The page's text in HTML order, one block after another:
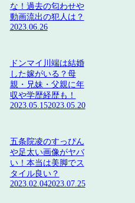
な！過去の匂わせや
動画流出の犯人は？
2023.06.26
ドンマイ川端は結婚
した嫁がいる？母
親・兄妹・父親に年
収や学歴経歴も！
2023.05.152023.05.20
五条院凌のすっぴん
や足太い画像がヤバ
い！本当は美脚でス
タイル良い？
2023.02.042023.07.25